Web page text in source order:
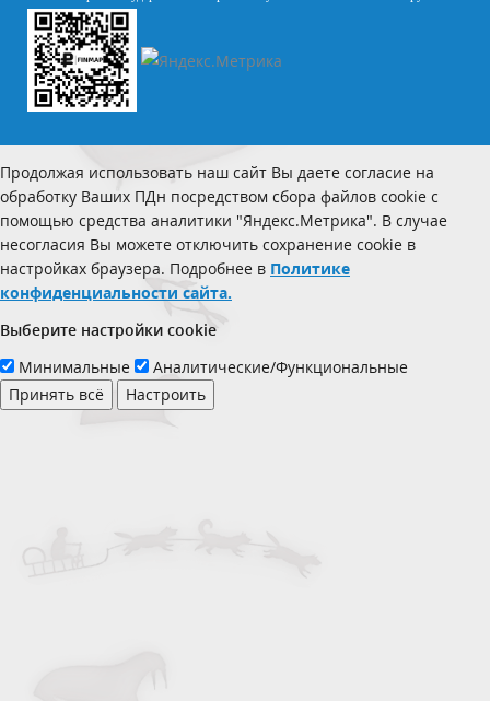
Продолжая использовать наш сайт Вы даете согласие на
обработку Ваших ПДн посредством сбора файлов cookie с
помощью средства аналитики "Яндекс.Метрика". В случае
несогласия Вы можете отключить сохранение cookie в
настройках браузера. Подробнее в Политике
конфиденциальности сайта.
Выберите настройки cookie
Минимальные
Аналитические/Функциональные
Принять всё
Настроить